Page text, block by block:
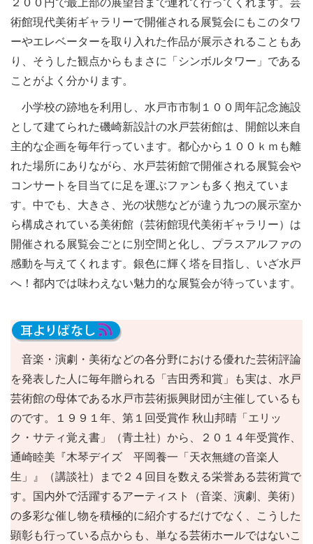
術館現代美術ギャラリーで開催される展覧会にもこのタワ
ーやエレベーターを取り入れた作品が展示されることもあ
り、そうした観点からもまさに「シンボルタワー」である
ことがよく分かります。
小学校の跡地を利用し、水戸市市制１００周年記念施設
として建てられた磯崎新設計の水戸芸術館は、開館以来自
主的な企画を毎年行っています。都心から１００ｋｍも離
れた場所にありながら、水戸芸術館で開催される展覧会や
コンサートを目当てに足を運ぶファンも多く抱えていま
す。中でも、大きさ、光の状態などが違う九つの展示室か
ら構成されている美術館（芸術館現代美術ギャラリー）は
開催される展覧会ごとに別空間と化し、プラスアルファの
感動を与えてくれます。銀色に輝く塔を目指し、いざ水戸
へ！都内では味わえない魅力的な展覧会が待っています。
音楽・演劇・美術などの各分野における優れた芸術評論
を発表した人に毎年贈られる「吉田秀和賞」も実は、水戸
芸術館の母体である水戸市芸術振興財団が主催しているも
のです。１９９１年、第１回受賞作 秋山邦晴「エリッ
ク・サティ覚え書」（青土社）から、２０１４年受賞作、
通崎睦美『木琴デイズ 平岡養一「天衣無縫の音楽人
生」』（講談社）まで２４回目を数える栄誉ある芸術賞で
す。国内外で活躍するアーティスト（音楽、演劇、美術）
の多彩な催し物を積極的に紹介するだけでなく、こうした
顕彰も行っている点からも、単なる芸術ホールではないこ